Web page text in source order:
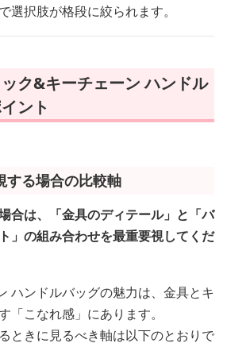
選択肢が格段に絞られます。
ク&キーチェーン ハンドル
ント
する場合の比較軸
合は、「金具のディテール」と「バ
」の組み合わせを最重要視してくだ
ハンドルバッグの魅力は、金具とキ
「こなれ感」にあります。
ときに見るべき軸は以下のとおりで